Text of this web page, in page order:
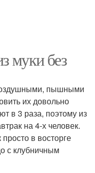
муки без
пышными
их довольно
в 3 раза, поэтому из
на 4-х человек.
просто в восторге
с клубничным